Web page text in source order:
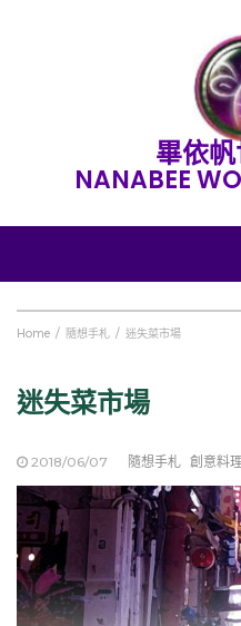
畢依
NANABEE
Home 隨想手札 迷失菜市場
迷失菜市場
2018/06/07 隨想手札 創意料理